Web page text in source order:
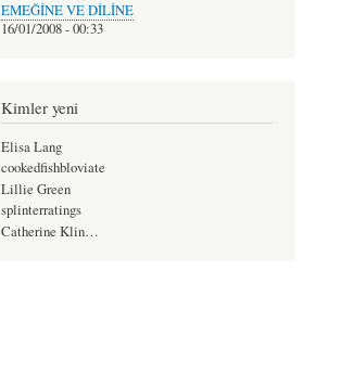
EMEĞİNE VE DİLİNE
16/01/2008 - 00:33
Kimler yeni
Elisa Lang
cookedfishbloviate
Lillie Green
splinterratings
Catherine Klin…